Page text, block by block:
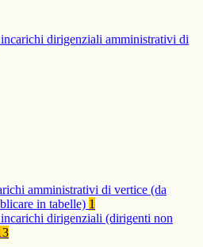
dirigenziali amministrativi di
amministrativi di vertice (da
in tabelle) 1
dirigenziali (dirigenti non